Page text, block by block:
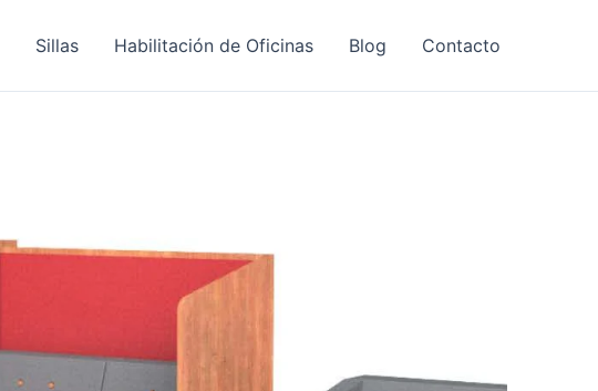
Sillas Habilitación de Oficinas Blog Contacto